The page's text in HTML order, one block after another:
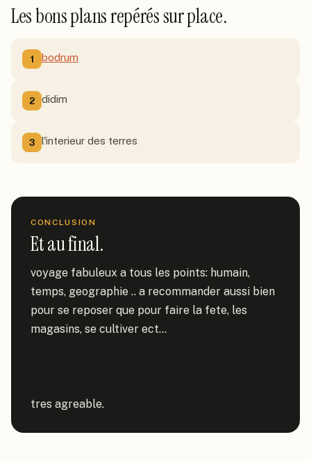
Les bons plans repérés sur place.
1 bodrum
2 didim
3 l'interieur des terres
CONCLUSION
Et au final.
voyage fabuleux a tous les points: humain,
temps, geographie .. a recommander aussi bien
pour se reposer que pour faire la fete, les
magasins, se cultiver ect...
tres agreable.